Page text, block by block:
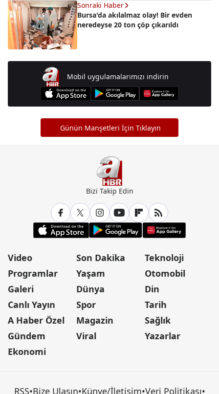
Sonraki Haber
Bursa'da akılalmaz olay! Bir evden
neredeyse 20 ton çöp çıkarıldı
Mobil uygulamalarımızı indirin
Günün Manşetleri İçin Tıklayın
Bizi Takip Edin
Video
Programlar
Galeri
Canlı Yayın
A Haber Özel
Gündem
Ekonomi
Son Dakika
Yaşam
Dünya
Spor
Magazin
Viral
Teknoloji
Otomobil
Din
Tarih
Sağlık
Yazarlar
RSS•Bize Ulaşın•Künye/İletişim•Veri Politikası•